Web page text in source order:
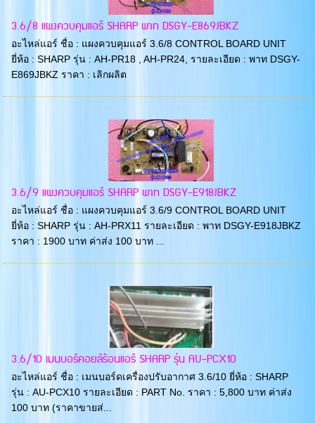
3.6/8 แผงควบคุมแอร์ SHARP พาท DSGY-E869JBKZ
อะไหล่แอร์ ชื่อ : แผงควบคุมแอร์ 3.6/8 CONTROL BOARD UNIT
ยี่ห้อ : SHARP รุ่น : AH-PR18 , AH-PR24, รายละเอียด : พาท DSGY-
E869JBKZ ราคา : เลิกผลิต
3.6/9 แผงควบคุมแอร์ SHARP พาท DSGY-E918JBKZ
อะไหล่แอร์ ชื่อ : แผงควบคุมแอร์ 3.6/9 CONTROL BOARD UNIT
ยี่ห้อ : SHARP รุ่น : AH-PRX11 รายละเอียด : พาท DSGY-E918JBKZ
ราคา : 1900 บาท ค่าส่ง 100 บาท ...
3.6/10 เมนบอร์คอยล์ร้อนแอร์ SHARP รุ่น AU-PCX10
อะไหล่แอร์ ชื่อ : เมนบอร์ดเครื่องปรับอากาศ 3.6/10 ยี่ห้อ : SHARP
รุ่น : AU-PCX10 รายละเอียด : PART No. ราคา : 5,800 บาท ค่าส่ง
100 บาท (ราคาขายส่...